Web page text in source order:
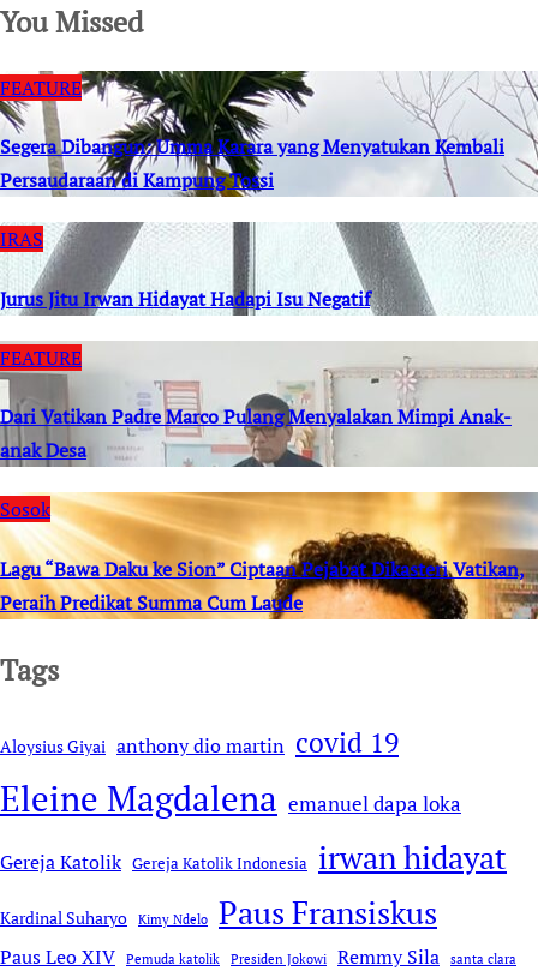
You Missed
FEATURE
Segera Dibangun: Umma Karara yang Menyatukan Kembali
Persaudaraan di Kampung Tossi
IRAS
Jurus Jitu Irwan Hidayat Hadapi Isu Negatif
FEATURE
Dari Vatikan Padre Marco Pulang Menyalakan Mimpi Anak-
anak Desa
Sosok
Lagu “Bawa Daku ke Sion” Ciptaan Pejabat Dikasteri Vatikan,
Peraih Predikat Summa Cum Laude
Tags
Aloysius Giyai anthony dio martin covid 19
Eleine Magdalena emanuel dapa loka
Gereja Katolik Gereja Katolik Indonesia irwan hidayat
Kardinal Suharyo Kimy Ndelo Paus Fransiskus
Paus Leo XIV Pemuda katolik Presiden Jokowi Remmy Sila santa clara